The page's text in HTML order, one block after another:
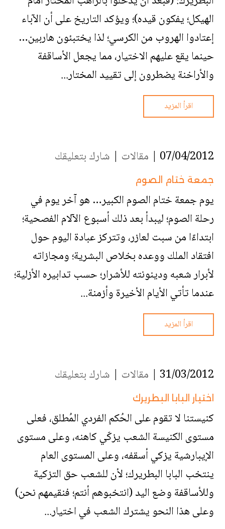
الهيكل؛ يفكون قيده)؛ ويؤكد التاريخ على أن الآباء
إعتادوا الهروب من الكرسي؛ لذا يختبئون هاربين…
حينما يقع عليهم الاختيار، مما يجعل الأساقفة
والأراخنة يضطرون إلى تقييد المختار...
اقرأ المزيد
07/04/2012 | مقالات | شارك بتعليقك
جمعة ختام الصوم
يوم جمعة ختام الصوم الكبير… هو آخر يوم في
رحلة الصوم؛ ليبدأ بعد ذلك أسبوع الآلام الفصحية؛
ابتداءًا من سبت لعازر، وتتركز عبادة اليوم حول
افتقاد الملك ووعده بخلاص البشرية؛ ومجازاته
لأبرار شعبه ودينونته للأشرار؛ حسب تدابيره الأزلية؛
عندما تأتي الأيام الأخيرة وأزمنة...
اقرأ المزيد
31/03/2012 | مقالات | شارك بتعليقك
اختيار البابا البطريرك
كنيستنا لا تقوم على الحُكم الفردي المُطلق، فعلى
مستوى الكنيسة الشعب يزكّي كاهنه، وعلى مستوى
الإيبارشية يزكي أسقفه، وعلى المستوى العام
ينتخب البابا البطريرك؛ لأن للشعب حق التزكية
وللأساقفة وضع اليد (انتخبوهم أنتم؛ فنقيمهم نحن)
وعلى هذا النحو يشترك الشعب في اختيار...